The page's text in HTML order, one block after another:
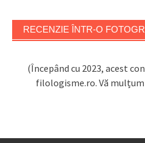
RECENZIE ÎNTR-O
(Începând cu 2023, acest
filologisme.ro. Vă